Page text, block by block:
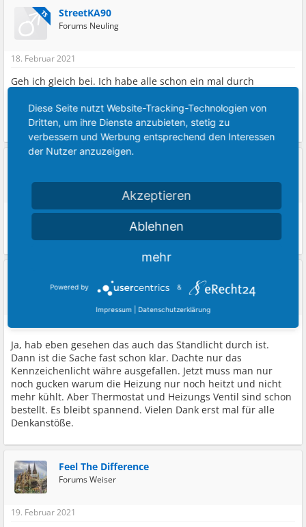
TS StreetKA90
Forums Neuling
18. Februar 2021
Geh ich gleich bei. Ich habe alle schon ein mal durch
geh gleich raus, hoffentlich hab ich schief geguckt und eine
übersehen.
18. Februar 2021
Und , ist dir schon ein Licht aufgegangen ?
Forums Neuling
Ja, hab eben gesehen das auch das Standlicht durch ist.
Dann ist die Sache fast schon klar. Dachte nur das
Kennzeichenlicht währe ausgefallen. Jetzt muss man nur
noch gucken warum die Heizung nur noch heitzt und nicht
mehr kühlt. Aber Thermostat und Heizungs Ventil sind schon
bestellt. Es bleibt spannend. Vielen Dank erst mal für alle
Denkanstöße.
Feel The Difference
Forums Weiser
19. Februar 2021
Diese Seite nutzt Website-Tracking-Technologien von
Dritten, um ihre Dienste anzubieten, stetig zu
verbessern und Werbung entsprechend den Interessen
der Nutzer anzuzeigen.
Akzeptieren
Ablehnen
mehr
Powered by &
Impressum Datenschutzerklärung